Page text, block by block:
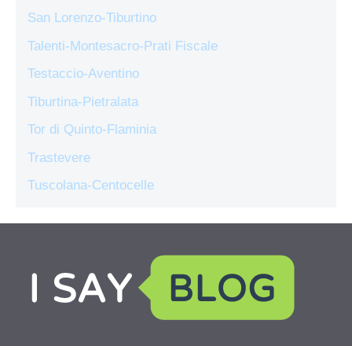
San Lorenzo-Tiburtino
Talenti-Montesacro-Prati Fiscale
Testaccio-Aventino
Tiburtina-Pietralata
Tor di Quinto-Flaminia
Trastevere
Tuscolana-Centocelle